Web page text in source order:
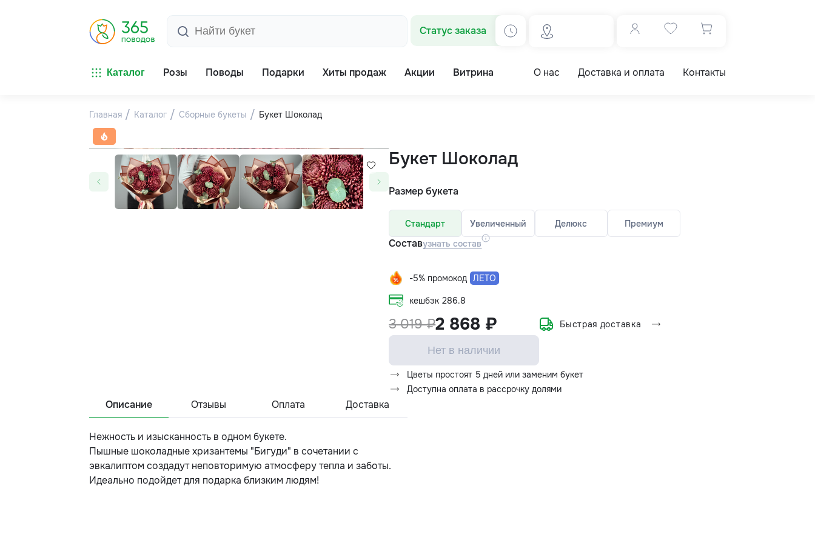
Статус заказа
Каталог Розы Поводы Подарки Хиты продаж Акции Витрина О нас Доставка и оплата Контакты
Главная Каталог Сборные букеты Букет Шоколад
Букет Шоколад
Размер букета
Стандарт Увеличенный Делюкс Премиум
Составузнать состав
-5% промокод ЛЕТО
кешбэк 286.8
3 019 ₽2 868 ₽ Быстрая доставка
Нет в наличии
Цветы простоят 5 дней или заменим букет
Доступна оплата в рассрочку долями
Описание Отзывы Оплата Доставка
Нежность и изысканность в одном букете.
Пышные шоколадные хризантемы "Бигуди" в сочетании с
эвкалиптом создадут неповторимую атмосферу тепла и заботы.
Идеально подойдет для подарка близким людям!